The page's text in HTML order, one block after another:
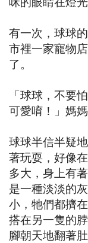
有一次，球球
市裡一家寵物
了。
「球球，不要
可愛唷！」媽媽
球球半信半疑
著玩耍，好像
多大，身上有
是一種淡淡的
小，牠們都擠
搭在另一隻的
腳朝天地翻著肚